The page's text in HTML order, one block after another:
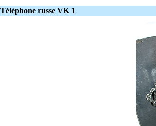
Téléphone russe VK 1